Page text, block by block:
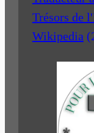
Trésors de
Wikipedia